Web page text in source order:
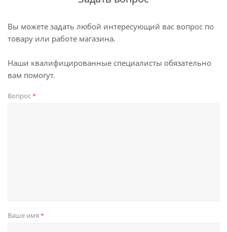
Вы можете задать любой интересующий вас вопрос по
товару или работе магазина.
Наши квалифицированные специалисты обязательно
вам помогут.
Вопрос*
Ваше имя *